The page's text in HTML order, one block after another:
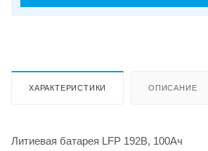
ХАРАКТЕРИСТИКИ ОПИСАНИЕ
Литиевая батарея LFP 192В, 100Ач